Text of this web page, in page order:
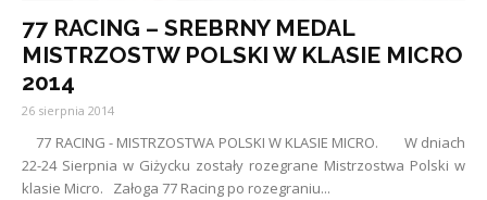
77 RACING – SREBRNY MEDAL
MISTRZOSTW POLSKI W KLASIE MICRO
2014
26 sierpnia 2014
77 RACING - MISTRZOSTWA POLSKI W KLASIE MICRO. W dniach
22-24 Sierpnia w Giżycku zostały rozegrane Mistrzostwa Polski w
klasie Micro. Załoga 77 Racing po rozegraniu...